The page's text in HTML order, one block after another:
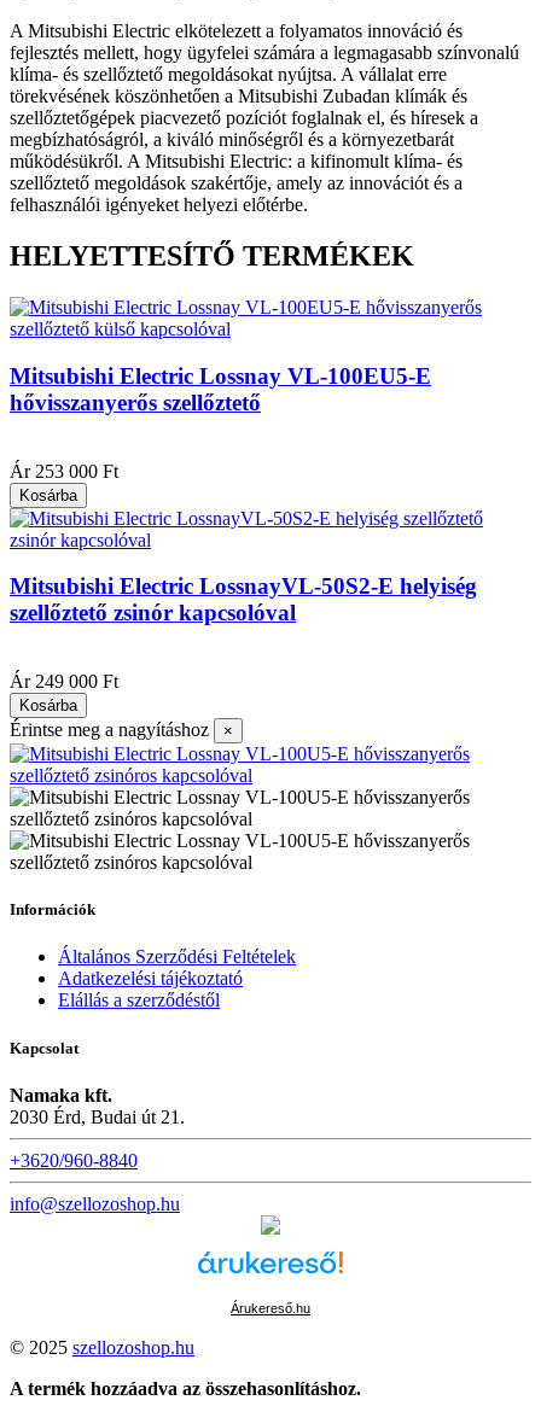
A Mitsubishi Electric elkötelezett a folyamatos innováció és
fejlesztés mellett, hogy ügyfelei számára a legmagasabb színvonalú
klíma- és szellőztető megoldásokat nyújtsa. A vállalat erre
törekvésének köszönhetően a Mitsubishi Zubadan klímák és
szellőztetőgépek piacvezető pozíciót foglalnak el, és híresek a
megbízhatóságról, a kiváló minőségről és a környezetbarát
működésükről. A Mitsubishi Electric: a kifinomult klíma- és
szellőztető megoldások szakértője, amely az innovációt és a
felhasználói igényeket helyezi előtérbe.
HELYETTESÍTŐ TERMÉKEK
Mitsubishi Electric Lossnay VL-100EU5-E
hővisszanyerős szellőztető
Ár 253 000 Ft
Kosárba
Mitsubishi Electric LossnayVL-50S2-E helyiség
szellőztető zsinór kapcsolóval
Ár 249 000 Ft
Kosárba
Érintse meg a nagyításhoz ×
Információk
Általános Szerződési Feltételek
Adatkezelési tájékoztató
Elállás a szerződéstől
Kapcsolat
Namaka kft.
2030 Érd, Budai út 21.
+3620/960-8840
info@szellozoshop.hu
Árukereső.hu
© 2025 szellozoshop.hu
A termék hozzáadva az összehasonlításhoz.